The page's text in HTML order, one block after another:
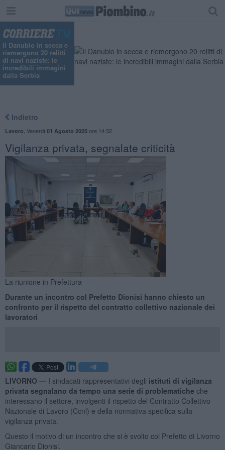
Il Danubio in secca e
riemergono 20 relitti
di navi naziste: le
incredibili immagini
dalla Serbia
Indietro
Lavoro Venerdì 01 Agosto 2025ore 14:32
Vigilanza privata, segnalate criticità
La riunione in Prefettura
Durante un incontro col Prefetto Dionisi hanno chiesto un
confronto per il rispetto del contratto collettivo nazionale dei
lavoratori
LIVORNO — I sindacati rappresentativi degli istituti di vigilanza
privata segnalano da tempo una serie di problematiche che
interessano il settore, involgenti il rispetto del Contratto Collettivo
Nazionale di Lavoro (Ccnl) e della normativa specifica sulla
vigilanza privata.
Questo il motivo di un incontro che si è svolto col Prefetto di Livorno
Giancarlo Dionisi.